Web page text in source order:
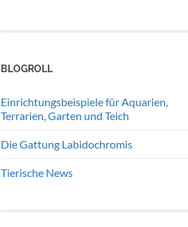
BLOGROLL
Einrichtungsbeispiele für Aquarien,
Terrarien, Garten und Teich
Die Gattung Labidochromis
Tierische News